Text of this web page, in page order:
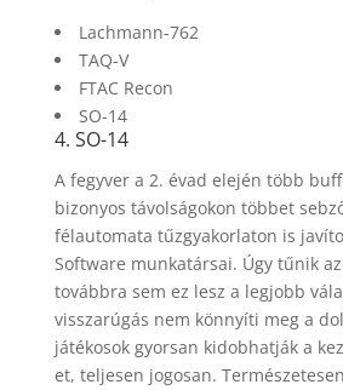
Lachmann-762
TAQ-V
FTAC Recon
SO-14
4. SO-14
A fegyver a 2. évad elején több
bizonyos távolságokon többet
félautomata tűzgyakorlaton is
Software munkatársai. Úgy tűnik
továbbra sem ez lesz a legjobb
visszarúgás nem könnyíti meg a
játékosok gyorsan kidobhatják a
et, teljesen jogosan.